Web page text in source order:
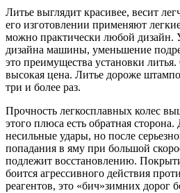
Литье выглядит красивее, весит
его изготовлении применяют
можно практически любой дизайн.
дизайна машины, уменьшение
это преимущества установки
высокая цена. Литье дороже
три и более раз.
Прочность легкосплавных колес
этого плюса есть обратная
несильные удары, но после
попадания в яму при большой
подлежит восстановлению.
боится агрессивного действия
реагентов, это «бич»зимних дорог